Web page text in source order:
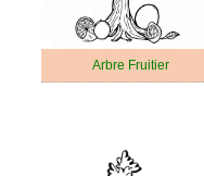
Arbre Fruitier